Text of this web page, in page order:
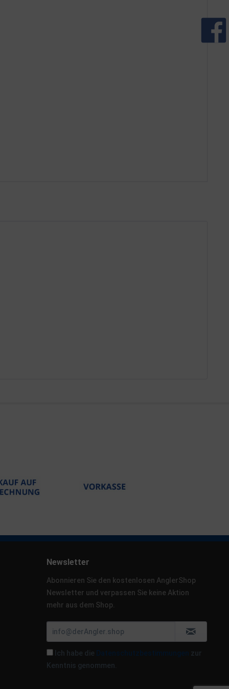
Newsletter
Abonnieren Sie den kostenlosen AnglerShop
Newsletter und verpassen Sie keine Aktion
mehr aus dem Shop.
Ich habe die Datenschutzbestimmungen zur
Kenntnis genommen.